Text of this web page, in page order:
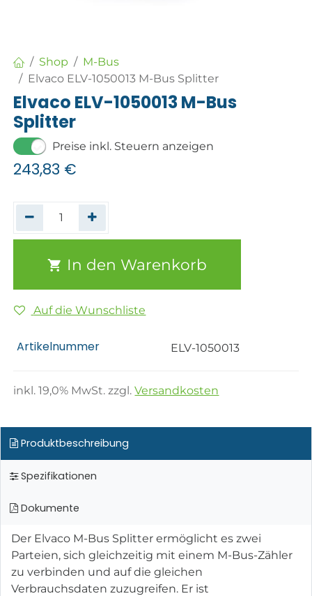
Shop
M-Bus
Elvaco ELV-1050013 M-Bus Splitter
Elvaco ELV-1050013 M-Bus
Splitter
Preise inkl. Steuern anzeigen
243,83 €
In den Warenkorb
Auf die Wunschliste
Artikelnummer ELV-1050013
inkl.19,0% MwSt. zzgl.Versandkosten
Produktbeschreibung
Spezifikationen
Dokumente
Der Elvaco M-Bus Splitter ermöglicht es zwei
Parteien, sich gleichzeitig mit einem M-Bus-Zähler
zu verbinden und auf die gleichen
Verbrauchsdaten zuzugreifen. Er ist